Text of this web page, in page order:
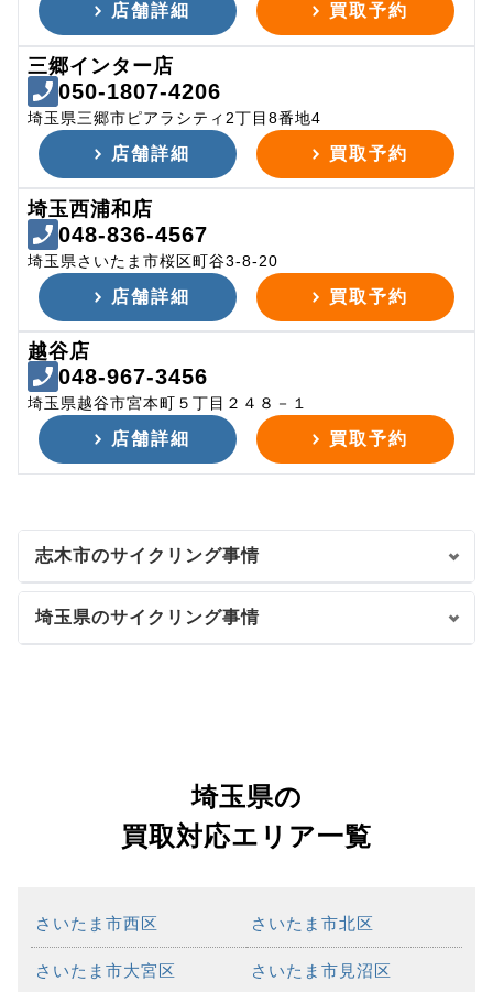
店舗詳細 買取予約
三郷インター店
050-1807-4206
埼玉県三郷市ピアラシティ2丁目8番地4
店舗詳細 買取予約
埼玉西浦和店
048-836-4567
埼玉県さいたま市桜区町谷3-8-20
店舗詳細 買取予約
越谷店
048-967-3456
埼玉県越谷市宮本町５丁目２４８－１
店舗詳細 買取予約
志木市のサイクリング事情
埼玉県のサイクリング事情
埼玉県の
買取対応エリア一覧
さいたま市西区 さいたま市北区
さいたま市大宮区 さいたま市見沼区